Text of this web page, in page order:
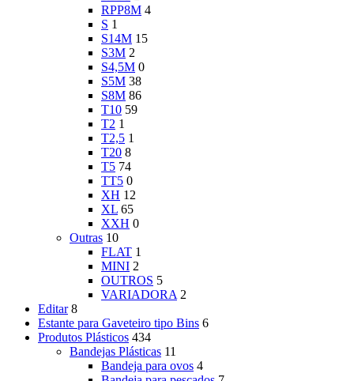
RPP8M 4
S 1
S14M 15
S3M 2
S4,5M 0
S5M 38
S8M 86
T10 59
T2 1
T2,5 1
T20 8
T5 74
TT5 0
XH 12
XL 65
XXH 0
Outras 10
FLAT 1
MINI 2
OUTROS 5
VARIADORA 2
Editar 8
Estante para Gaveteiro tipo Bins 6
Produtos Plásticos 434
Bandejas Plásticas 11
Bandeja para ovos 4